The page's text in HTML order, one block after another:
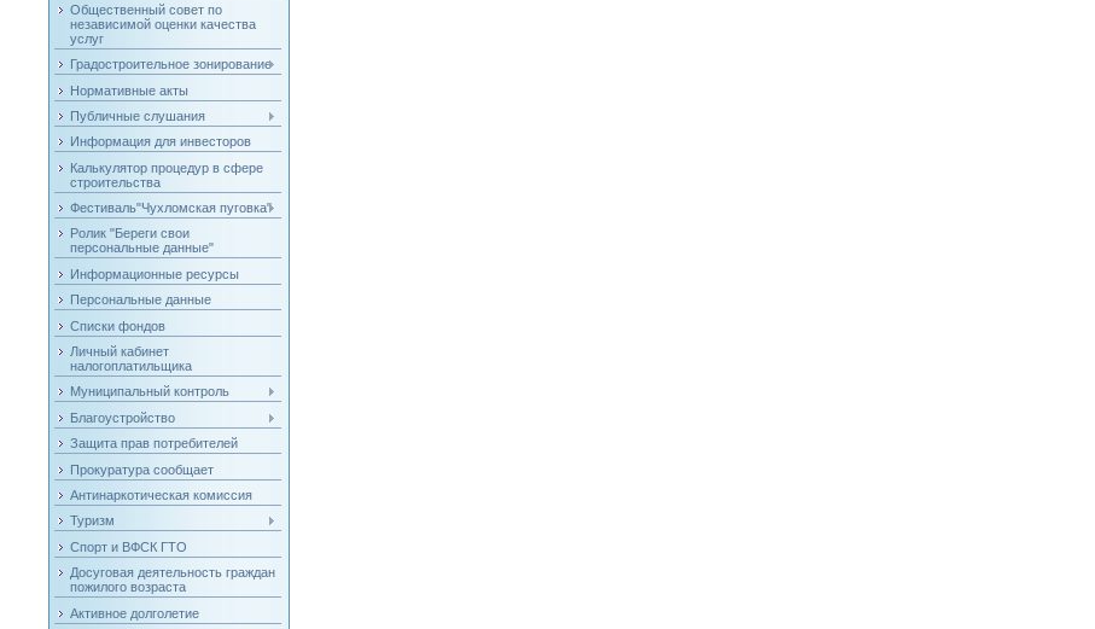
Общественный совет по
независимой оценки качества
услуг
Градостроительное зонирование
Нормативные акты
Публичные слушания
Информация для инвесторов
Калькулятор процедур в сфере
строительства
Фестиваль"Чухломская пуговка"
Ролик "Береги свои
персональные данные"
Информационные ресурсы
Персональные данные
Списки фондов
Личный кабинет
налогоплатильщика
Муниципальный контроль
Благоустройство
Защита прав потребителей
Прокуратура сообщает
Антинаркотическая комиссия
Туризм
Спорт и ВФСК ГТО
Досуговая деятельность граждан
пожилого возраста
Активное долголетие